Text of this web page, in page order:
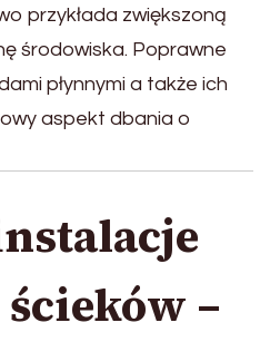
przykłada zwiększoną
środowiska. Poprawne
płynnymi a także ich
aspekt dbania o
–